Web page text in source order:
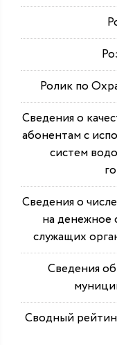
Ролик по
Сведения о
абонентам с
систем
Сведения о
на денежное
служащих
Сведения
Сводный